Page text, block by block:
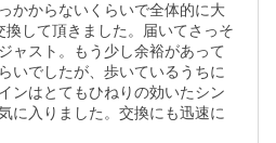
かからないくらいで全体的に大
して頂きました。届いてさっそ
ャスト。もう少し余裕があって
いでしたが、歩いているうちに
ンはとてもひねりの効いたシン
に入りました。交換にも迅速に